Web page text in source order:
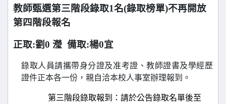
教師甄選第三階段錄取1名(錄取榜單)不再開放
第四階段報名
正取:劉0 瀅 備取:楊0宜
錄取人員請攜帶身分證及准考證、教師證書及學經歷
證件正本各一份，親自洽本校人事室辦理報到。
第三階段錄取報到：請於公告錄取名單後至